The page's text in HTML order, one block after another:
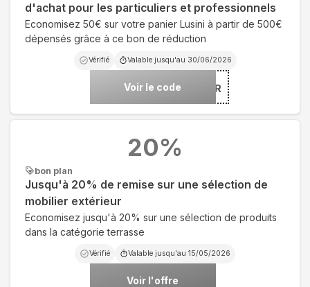
d'achat pour les particuliers et professionnels
Economisez 50€ sur votre panier Lusini à partir de 500€
dépensés grâce à ce bon de réduction
Vérifié Valable jusqu'au 30/06/2026
Voir le code***L50-FR
bon plan
Jusqu'à 20% de remise sur une sélection de
mobilier extérieur
Economisez jusqu'à 20% sur une sélection de produits
dans la catégorie terrasse
Vérifié Valable jusqu'au 15/05/2026
Voir l'offre
20%